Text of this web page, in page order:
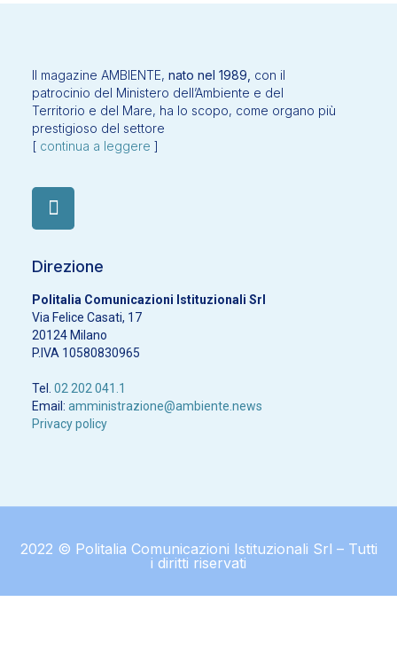
Il magazine AMBIENTE, nato nel 1989, con il
patrocinio del Ministero dell’Ambiente e del
Territorio e del Mare, ha lo scopo, come organo più
prestigioso del settore
[ continua a leggere ]
Direzione
Politalia Comunicazioni Istituzionali Srl
Via Felice Casati, 17
20124 Milano
P.IVA 10580830965
Tel. 02 202 041.1
Email: amministrazione@ambiente.news
Privacy policy
2022 © Politalia Comunicazioni Istituzionali Srl – Tutti
i diritti riservati